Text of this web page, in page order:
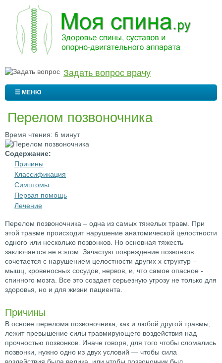
Задать вопрос врачу
☰ МЕНЮ
Перелом позвоночника
Время чтения: 6 минут
Содержание:
Причины
Классификация
Симптомы
Первая помощь
Лечение
Перелом позвоночника – одна из самых тяжелых травм. При
этой травме происходит нарушение анатомической целостности
одного или несколько позвонков. Но основная тяжесть
заключается не в этом. Зачастую повреждение позвонков
сочетается с нарушением целостности других х структур –
мышц, кровеносных сосудов, нервов, и, что самое опасное -
спинного мозга. Все это создает серьезную угрозу не только для
здоровья, но и для жизни пациента.
Причины
В основе перелома позвоночника, как и любой другой травмы,
лежит превышение силы травмирующего воздействия над
прочностью позвонков. Иначе говоря, для того чтобы сломались
позвонки, нужно одно из двух условий — чтобы сила